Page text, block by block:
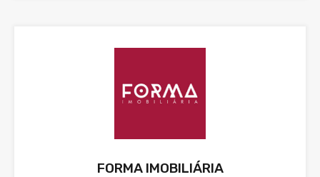
FORMA IMOBILIÁRIA